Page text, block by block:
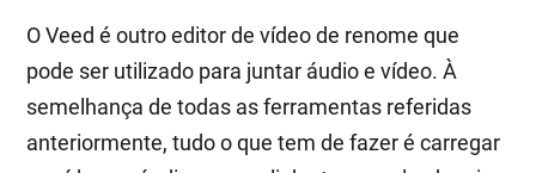
O Veed é outro editor de vídeo de renome que
pode ser utilizado para juntar áudio e vídeo. À
semelhança de todas as ferramentas referidas
anteriormente, tudo o que tem de fazer é carregar